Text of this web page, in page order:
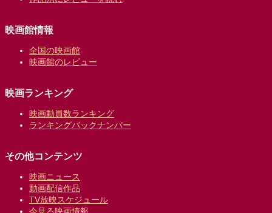
映画館情報
全国の映画館
映画館のレビュー
映画ランキング
映画動員数ランキング
ランキングバックナンバー
その他コンテンツ
映画ニュース
動画配信作品
TV放映スケジュール